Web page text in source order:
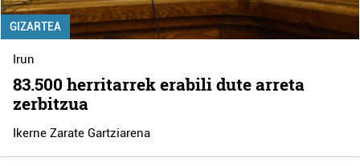
GIZARTEA
Irun
83.500 herritarrek erabili dute arreta
zerbitzua
Ikerne Zarate Gartziarena